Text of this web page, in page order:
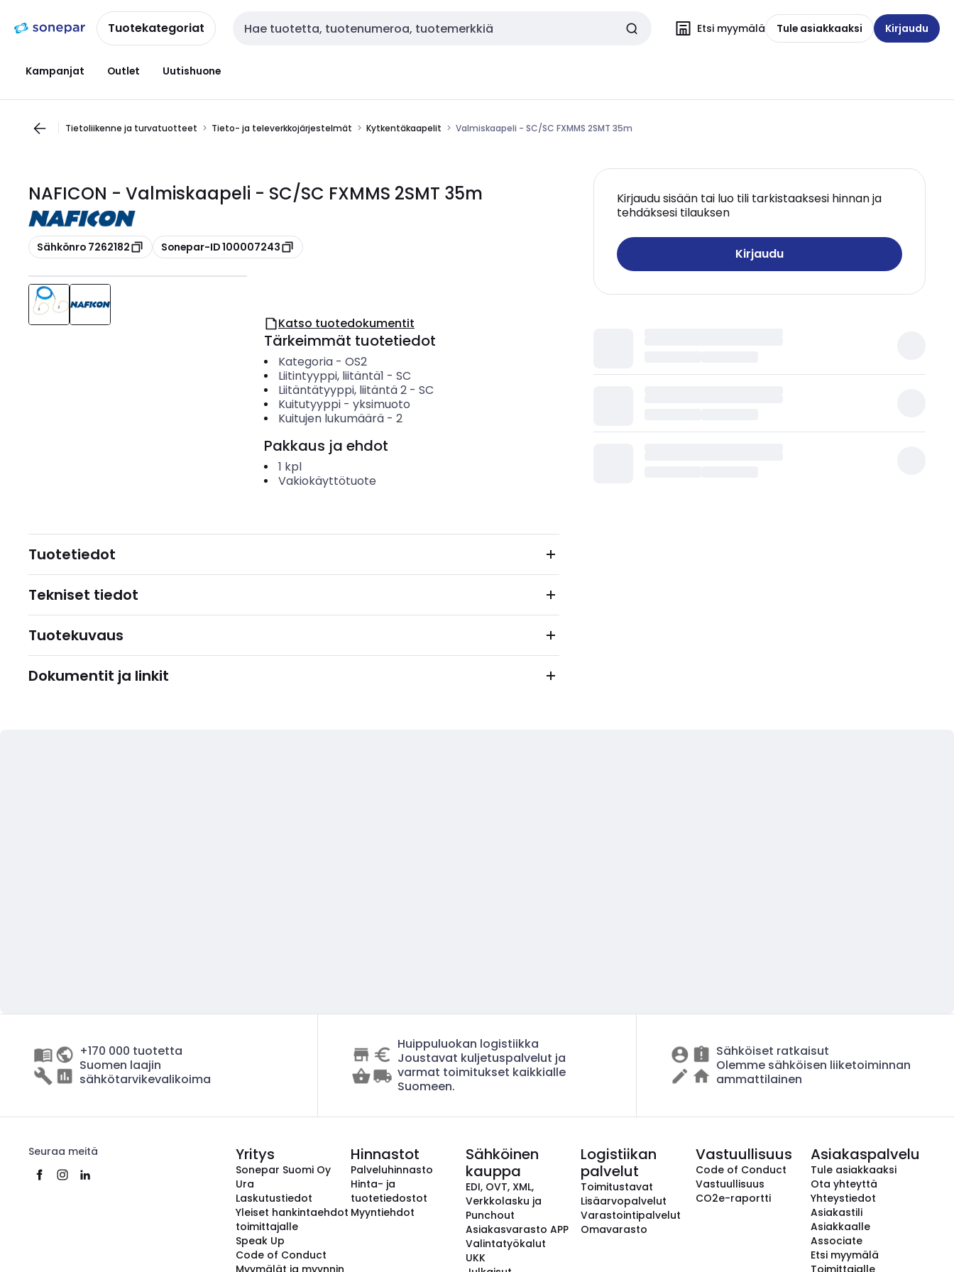
navigointiinsisältöönTuotekategoriat Haku Etsi myymälä Tule asiakkaaksi Kirjaudu
Kampanjat Outlet Uutishuone
Tietoliikenne ja turvatuotteet Tieto- ja televerkkojärjestelmät Kytkentäkaapelit Valmiskaapeli - SC/SC FXMMS 2SMT 35m
NAFICON - Valmiskaapeli - SC/SC FXMMS 2SMT 35m
Kopioi
Sähkönro 7262182 Kopioi
Sonepar-ID 100007243
Kirjaudu sisään tai luo tili tarkistaaksesi hinnan ja
tehdäksesi tilauksen
Kirjaudu
Katso tuotedokumentit
Tärkeimmät tuotetiedot
Kategoria- OS2
Liitintyyppi, liitäntä1 - SC
Liitäntätyyppi, liitäntä 2- SC
Kuitutyyppi- yksimuoto
Kuitujen lukumäärä- 2
Pakkaus ja ehdot
1 kpl
Vakiokäyttötuote
Tuotetiedot
Tekniset tiedot
Tuotekuvaus
Dokumentit ja linkit
+170 000 tuotetta
Suomen laajin
sähkötarvikevalikoima
Huippuluokan logistiikka
Joustavat kuljetuspalvelut ja
varmat toimitukset kaikkialle
Suomeen.
Sähköiset ratkaisut
Olemme sähköisen liiketoiminnan
ammattilainen
Seuraa meitä Yritys
Sonepar Suomi Oy
Ura
Laskutustiedot
Yleiset hankintaehdot
toimittajalle
Speak Up
Code of Conduct
Myymälät ja myynnin
Hinnastot
Palveluhinnasto
Hinta- ja
tuotetiedostot
Myyntiehdot
Sähköinen
kauppa
EDI, OVT, XML,
Verkkolasku ja
Punchout
Asiakasvarasto APP
Valintatyökalut
UKK
Logistiikan
palvelut
Toimitustavat
Lisäarvopalvelut
Varastointipalvelut
Omavarasto
Vastuullisuus
Code of Conduct
Vastuullisuus
CO2e-raportti
Asiakaspalvelu
Tule asiakkaaksi
Ota yhteyttä
Yhteystiedot
Asiakastili
Asiakkaalle
Associate
Etsi myymälä
Toimittajalle